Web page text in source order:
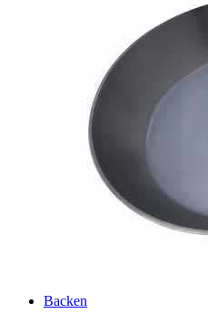
Backen